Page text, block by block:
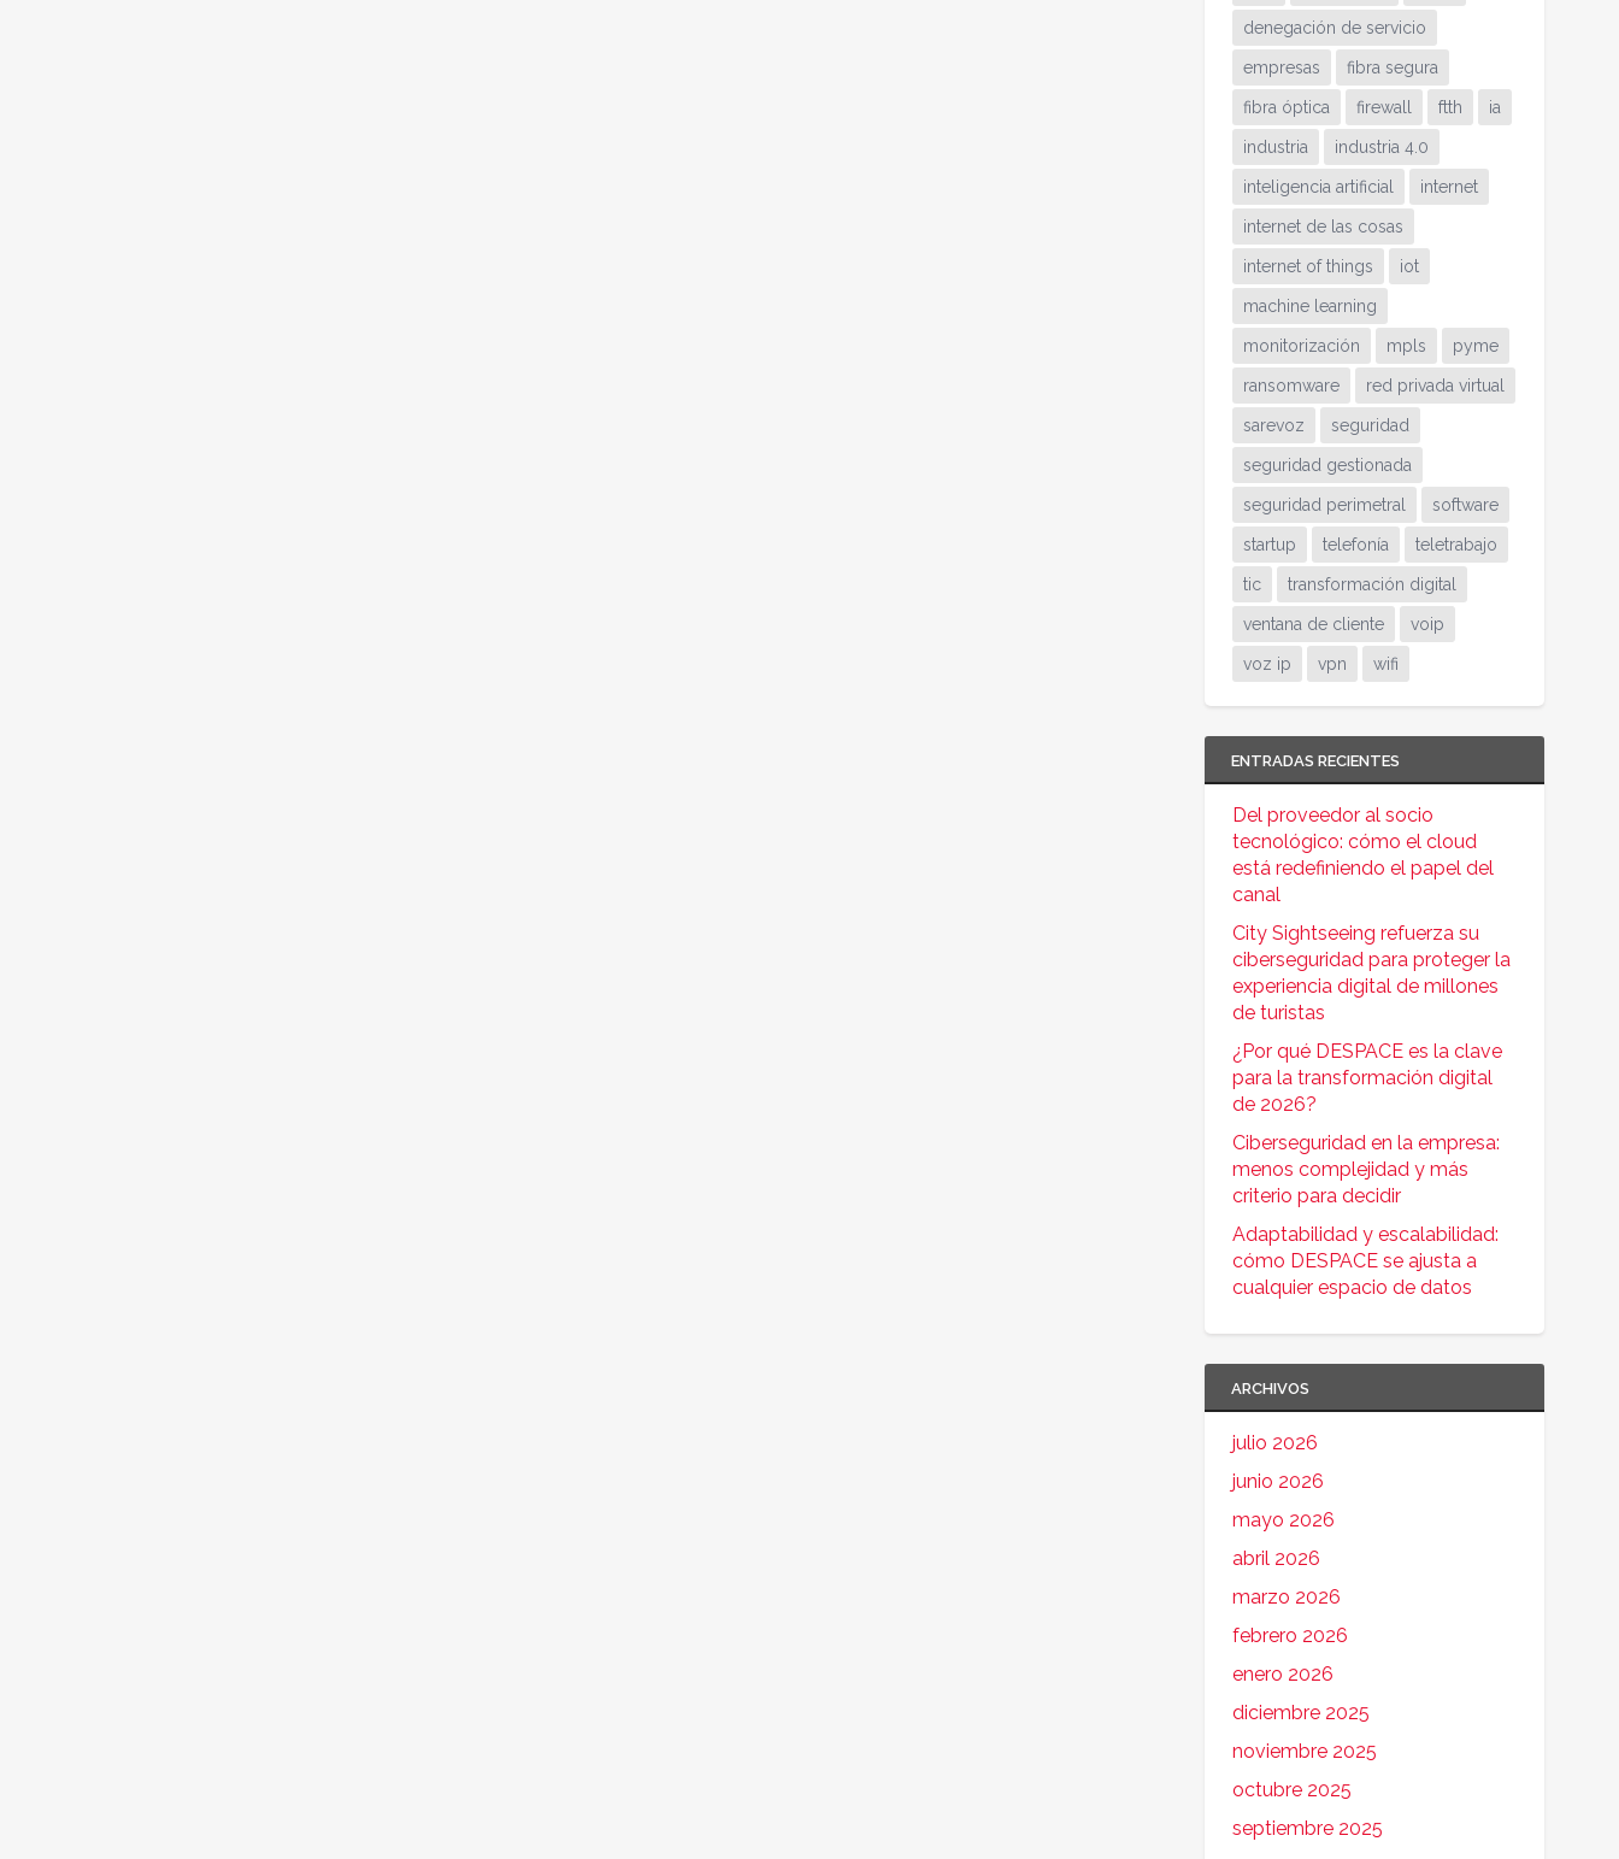
denegación de servicio
empresas fibra segura
fibra óptica firewall ftth ia
industria industria 4.0
inteligencia artificial internet
internet de las cosas
internet of things iot
machine learning
monitorización mpls pyme
ransomware red privada virtual
sarevoz seguridad
seguridad gestionada
seguridad perimetral software
startup telefonía teletrabajo
tic transformación digital
ventana de cliente voip
voz ip vpn wifi
ENTRADAS RECIENTES
Del proveedor al socio
tecnológico: cómo el cloud
está redefiniendo el papel del
canal
City Sightseeing refuerza su
ciberseguridad para proteger la
experiencia digital de millones
de turistas
¿Por qué DESPACE es la clave
para la transformación digital
de 2026?
Ciberseguridad en la empresa:
menos complejidad y más
criterio para decidir
Adaptabilidad y escalabilidad:
cómo DESPACE se ajusta a
cualquier espacio de datos
ARCHIVOS
julio 2026
junio 2026
mayo 2026
abril 2026
marzo 2026
febrero 2026
enero 2026
diciembre 2025
noviembre 2025
octubre 2025
septiembre 2025